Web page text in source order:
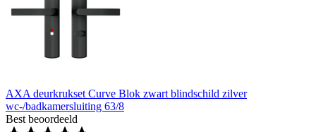
AXA deurkrukset Curve Blok zwart blindschild zilver
wc-/badkamersluiting 63/8
Best beoordeeld